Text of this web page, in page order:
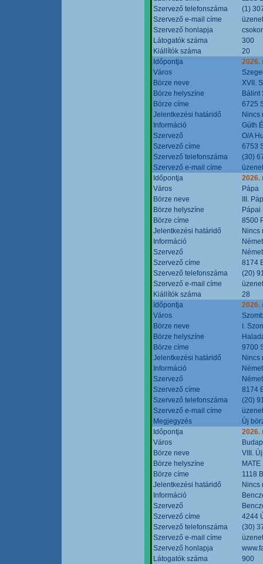
Szervező telefonszáma
(1)
Szervező e-mail címe
Szervező honlapja
Látogatók száma
300
Kiállítók száma
20
Időpontja
2026.
Város
Börze neve
XVII.
Börze helyszíne
Bálint
Börze címe
6725
Jelentkezési határidő
Nincs
Információ
Gúth
Szervező
O/A
Szervező címe
6753
Szervező telefonszáma
(30)
Szervező e-mail címe
Időpontja
2026.
Város
Pápa
Börze neve
III.
Börze helyszíne
Pápai
Börze címe
8500
Jelentkezési határidő
Nincs
Információ
Szervező
Szervező címe
8174
Szervező telefonszáma
(20)
Szervező e-mail címe
Kiállítók száma
28
Időpontja
2026.
Város
Börze neve
I.
Börze helyszíne
Börze címe
9700
Jelentkezési határidő
Nincs
Információ
Szervező
Szervező címe
8174
Szervező telefonszáma
(20)
Szervező e-mail címe
Megjegyzés
Új
Időpontja
2026.
Város
Börze neve
VIII.
Börze helyszíne
Börze címe
1118
Jelentkezési határidő
Nincs
Információ
Szervező
Szervező címe
4244
Szervező telefonszáma
(30)
Szervező e-mail címe
Szervező honlapja
Látogatók száma
900